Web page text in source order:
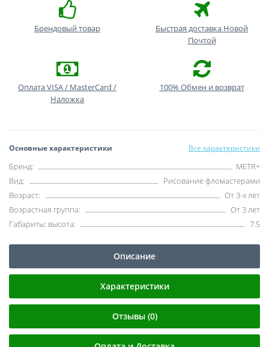
Брендовый товар
Быстрая доставка Новой
Почтой
Оплата VISA / MasterCard /
Наложка
100% Обмен и возврат
Основные характеристики Все характеристики
Бренд:
METR+
Вид:
Рисование фломастерами
Возраст:
От 3-х лет
Возрастная группа:
От 3 лет
Габариты: высота:
7.5
Описание
Характеристики
Отзывы (0)